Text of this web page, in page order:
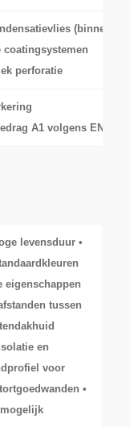
coatingsystemen
perforatie
A1 volgens EN
levensduur •
eigenschappen
tussen
en
voor
•